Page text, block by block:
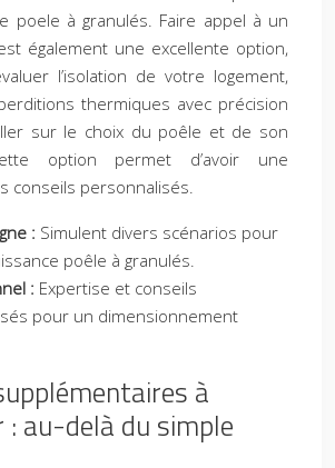
poele à granulés. Faire appel à un
également une excellente option,
l’isolation de votre logement,
thermiques avec précision
sur le choix du poêle et de son
option permet d’avoir une
conseils personnalisés.
: Simulent divers scénarios pour
poêle à granulés.
: Expertise et conseils
pour un dimensionnement
à
: au-delà du simple